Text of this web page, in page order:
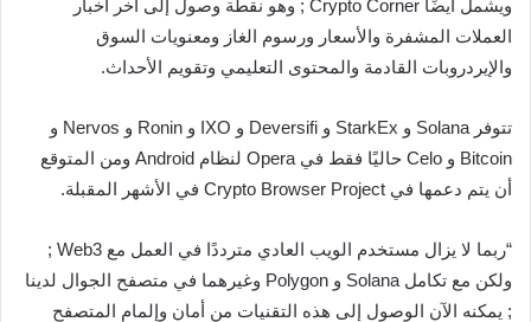
ويشمل أيضًا Crypto Corner ; وهو نقطة وصول إلى آخر أخبار
العملات المشفرة والأسعار ورسوم الغاز ومعنويات السوق
والإيردروبات القادمة والمحتوى التعليمي وتقويم الأحداث.
تتوفر Solana و StarkEx و Deversifi و IXO و Ronin و Nervos و
Bitcoin و Celo حاليًا فقط في Opera لنظام Android ومن المتوقع
أن يتم دعمها في Crypto Browser Project في الأشهر المقبلة.
“ربما لا يزال مستخدم الويب العادي مترددًا في العمل مع Web3 ;
ولكن مع تكامل Solana و Polygon وغيرهما في متصفح الجوال لدينا
; يمكنه الآن الوصول إلى هذه التقنيات من أمان وإلمام المتصفح